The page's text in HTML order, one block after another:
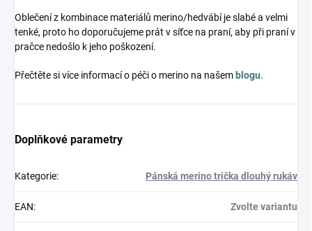
Oblečení z kombinace materiálů merino/hedvábí je slabé a velmi
tenké, proto ho doporučujeme prát v síťce na praní, aby při praní v
pračce nedošlo k jeho poškození.
Přečtěte si více informací o péči o merino na našem blogu.
Doplňkové parametry
Kategorie: Pánská merino trička dlouhý rukáv
EAN: Zvolte variantu